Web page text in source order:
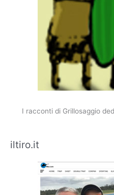
I racconti di Grillosaggio
iltiro.it